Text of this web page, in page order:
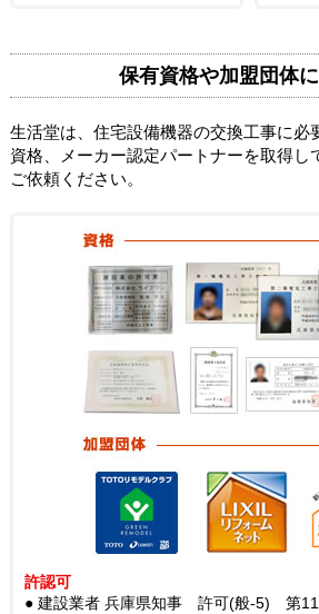
保有資格や加盟団体
生活堂は、住宅設備機器の交換工事に必
資格、メーカー認定パートナーを取得し
ご依頼ください。
許認可
● 建設業者 兵庫県知事 許可(般-5) 第